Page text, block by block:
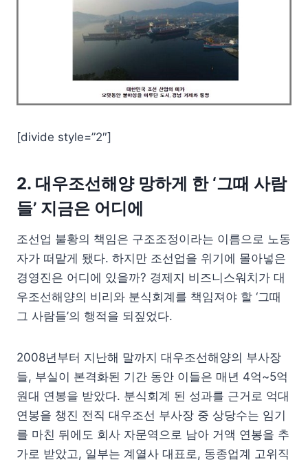
[divide style=”2″]
2. 대우조선해양 망하게 한 ‘그때 사람
들’ 지금은 어디에
조선업 불황의 책임은 구조조정이라는 이름으로 노동
자가 떠맡게 됐다. 하지만 조선업을 위기에 몰아넣은
경영진은 어디에 있을까? 경제지 비즈니스워치가 대
우조선해양의 비리와 분식회계를 책임져야 할 ‘그때
그 사람들’의 행적을 되짚었다.
2008년부터 지난해 말까지 대우조선해양의 부사장
들, 부실이 본격화된 기간 동안 이들은 매년 4억~5억
원대 연봉을 받았다. 분식회계 된 성과를 근거로 억대
연봉을 챙진 전직 대우조선 부사장 중 상당수는 임기
를 마친 뒤에도 회사 자문역으로 남아 거액 연봉을 추
가로 받았고, 일부는 계열사 대표로, 동종업계 고위직